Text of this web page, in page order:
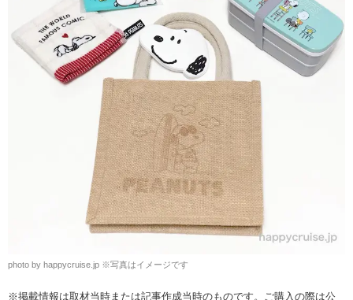
photo by happycruise.jp ※写真はイメージです
※掲載情報は取材当時または記事作成当時のものです。ご購入の際は公